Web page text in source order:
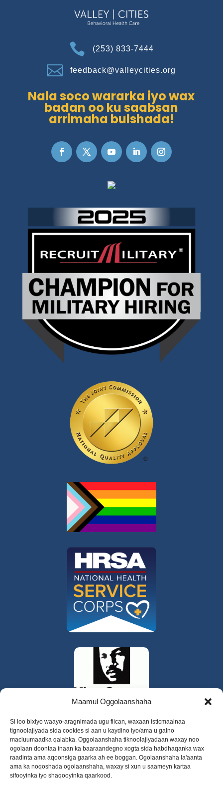
Maamul Oggolaanshaha
Si loo bixiyo waayo-aragnimada ugu fiican, waxaan isticmaalnaa
tignoolajiyada sida cookies si aan u kaydino iyo/ama u galno
macluumaadka qalabka. Oggolaanshaha tiknoolajiyadaan waxay noo
ogolaan doontaa inaan ka baaraandegno xogta sida habdhaqanka wax
raadinta ama aqoonsiga gaarka ah ee boggan. Ogolaanshaha la'aanta
ama ka noqoshada ogolaanshaha, waxay si xun u saameyn kartaa
sifooyinka iyo shaqooyinka qaarkood.
 (253) 833-7444
 feedback@valleycities.org
Nala soco wararka iyo wax
badan oo ku saabsan
arrimaha bulshada!